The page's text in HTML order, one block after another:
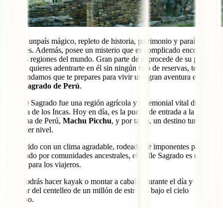
Perú es unpaís mágico, repleto de historia, patrimonio y paraísos
naturales. Además, posee un misterio que es complicado encontrar
en otras regiones del mundo. Gran parte de él procede de su pasado
inca. Si quieres adentrarte en él sin ningún tipo de reservas, te
recomendamos que te prepares para vivir una gran aventura en el
Valle Sagrado de Perú.
El Valle Sagrado fue una región agrícola y ceremonial vital durante
la época de los Incas. Hoy en día, es la puerta de entrada a la joya de
la corona de Perú, Machu Picchu, y por tanto, un destino turístico
de primer nivel.
Bendecido con un clima agradable, rodeado de imponentes paisajes
y habitado por comunidades ancestrales, el Valle Sagrado es un
paraíso para los viajeros.
Aquí podrás hacer kayak o montar a caballo durante el día y
disfrutar del centelleo de un millón de estrellas bajo el cielo
nocturno.